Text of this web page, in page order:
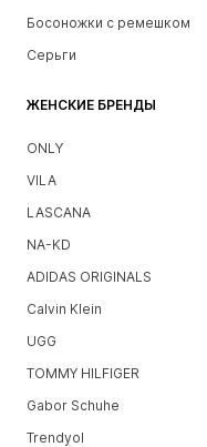
Босоножки с ремешком
Серьги
ЖЕНСКИЕ БРЕНДЫ
ONLY
VILA
LASCANA
NA-KD
ADIDAS ORIGINALS
Calvin Klein
UGG
TOMMY HILFIGER
Gabor Schuhe
Trendyol